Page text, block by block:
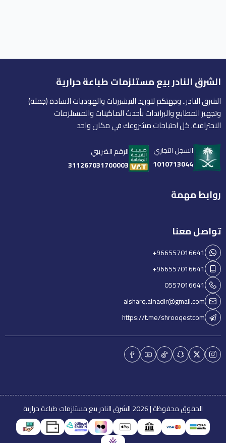
الشرق النادر بيع مستلزمات طباعة حرارية
الشرق النادر.. وجهتكم لتوريد التيشيرتات والهوديات السادة (جملة)
وتجهيز المطابع والبراندات بأحدث الماكينات والمستلزمات
الاحترافية. كل احتياجات مشروعك في مكان واحد
السجل التجاري
1010713044
الرقم الضريبي
311267031700003
روابط مهمة
تواصل معنا
+966557016641
+966557016641
0557016641
alsharq.alnadir@gmail.com
https://t.me/shrooqestcom
الحقوق محفوظة | 2026 الشرق النادر بيع مستلزمات طباعة حرارية